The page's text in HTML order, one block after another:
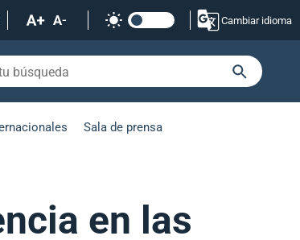
Cambiar idioma
Sala de prensa
en las